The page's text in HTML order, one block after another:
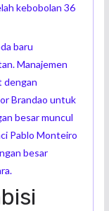
kebobolan 36
baru
Manajemen
dengan
Brandao untuk
besar muncul
Pablo Monteiro
besar